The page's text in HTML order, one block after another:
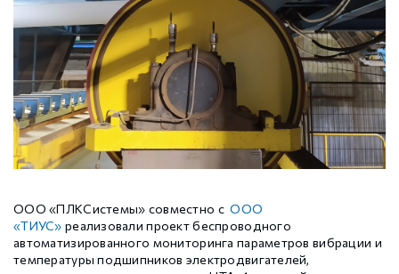
ООО «ПЛКСистемы» совместно сООО
«ТИУС» реализовали проект беспроводного
автоматизированного мониторинга параметров вибрации и
температуры подшипников электродвигателей,
Стабур
Xinje XD
Xinje XG
Xinje XP (PLC+HMI)
Xinje HVAC
Беспроводное оборудование WoMaster
SFP модули WoMaster
Xinje Аксессуары
Серводрайверы Xinje DL6 Высокоточные
Серводвигатели Xinje MS6
Серводвигатели Xinje MF3
Аксессуары Xinje
Шаговые драйверы Xinje DP3L (высоковольтные
импульсные с разомкнутым контуром)
Шаговые драйверы Xinje DP3S (Modbus RTU, с
замкнутым контуром)
Шаговые драйверы Xinje DP3SL (Modbus RTU, с
разомкнутым контуром)
управления
Шаговые двигатели MP3 с разомкнутым контуром